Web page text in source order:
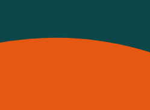
Privium – Des